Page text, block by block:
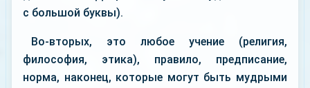
с большой буквы).
Во-вторых, это любое учение (религия,
философия, этика), правило, предписание,
норма, наконец, которые могут быть мудрыми